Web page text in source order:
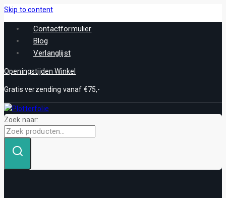
Skip to content
Contactformulier
Blog
Verlanglijst
Openingstijden Winkel
Gratis verzending vanaf €75,-
Zoek naar: